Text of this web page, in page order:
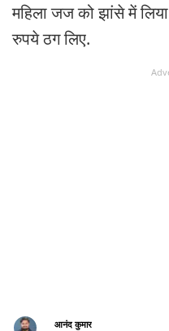
महिला जज को झांसे में
रुपये ठग लिए.
आनंद कुमार